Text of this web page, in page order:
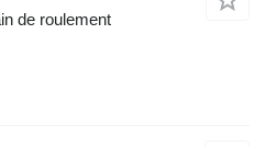
de roulement